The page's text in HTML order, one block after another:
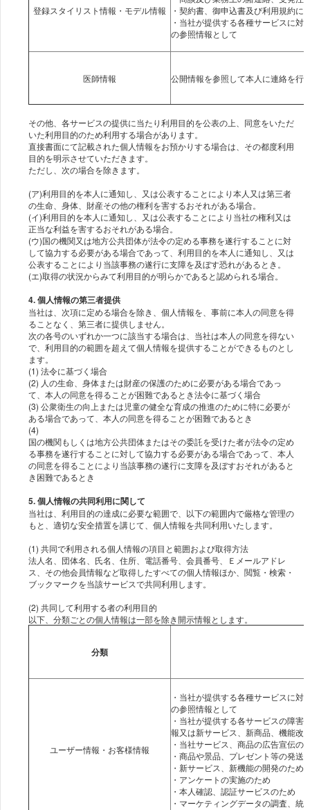
・契約書、御申込書及び利用規約
・当社が提供する各種サービスに
の参照情報として
その他、各サービスの提供に当たり利用目的を公表の上、同意をいただ
いた利用目的のため利用する場合があります。
直接書面にて記載された個人情報をお預かりする場合は、その都度利用
目的を明示させていただきます。
ただし、次の場合を除きます。
(ア)利用目的を本人に通知し、又は公表することにより本人又は第三者
の生命、身体、財産その他の権利を害するおそれがある場合。
(イ)利用目的を本人に通知し、又は公表することにより当社の権利又は
正当な利益を害するおそれがある場合。
(ウ)国の機関又は地方公共団体が法令の定める事務を遂行することに対
して協力する必要がある場合であって、利用目的を本人に通知し、又は
公表することにより当該事務の遂行に支障を及ぼす恐れがあるとき。
4. 個人情報の第三者提供
当社は、次項に定める場合を除き、個人情報を、事前に本人の同意を得
ることなく、第三者に提供しません。
次の各号のいずれか一つに該当する場合は、当社は本人の同意を得ない
で、利用目的の範囲を超えて個人情報を提供することができるものとし
ます。
(1) 法令に基づく場合
(2) 人の生命、身体または財産の保護のために必要がある場合であっ
て、本人の同意を得ることが困難であるとき法令に基づく場合
(3) 公衆衛生の向上または児童の健全な育成の推進のために特に必要が
ある場合であって、本人の同意を得ることが困難であるとき
(4)
国の機関もしくは地方公共団体またはその委託を受けた者が法令の定め
る事務を遂行することに対して協力する必要がある場合であって、本人
の同意を得ることにより当該事務の遂行に支障を及ぼすおそれがあると
5. 個人情報の共同利用に関して
当社は、利用目的の達成に必要な範囲で、以下の範囲内で厳格な管理の
もと、適切な安全措置を講じて、個人情報を共同利用いたします。
(1) 共同で利用される個人情報の項目と範囲および取得方法
法人名、団体名、氏名、住所、電話番号、会員番号、Ｅメールアドレ
ス、その他会員情報など取得したすべての個人情報ほか、閲覧・検索・
ブックマークを当該サービスで共同利用します。
(2) 共同して利用する者の利用目的
分類
ユーザー情報・お客様情報
・当社が提供する各種サービスに
の参照情報として
・当社が提供する各サービスの障
報又は新サービス、新商品、機能改
・当社サービス、商品の広告宣伝の
・商品や景品、プレゼント等の発送
・新サービス、新機能の開発のため
・アンケートの実施のため
・本人確認、認証サービスのため
・マーケティングデータの調査、統